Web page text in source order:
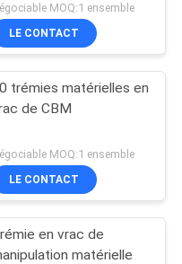
MOQ:1 ensemble
LE CONTACT
trémies matérielles en
de CBM
MOQ:1 ensemble
LE CONTACT
en vrac de
matérielle